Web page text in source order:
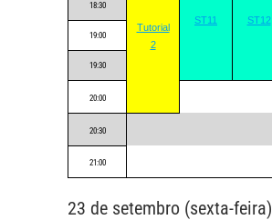
Tutorial
2
ST11 ST12
18:30
19:00
19:30
20:00
20:30
21:00
23 de setembro (sexta-feira)